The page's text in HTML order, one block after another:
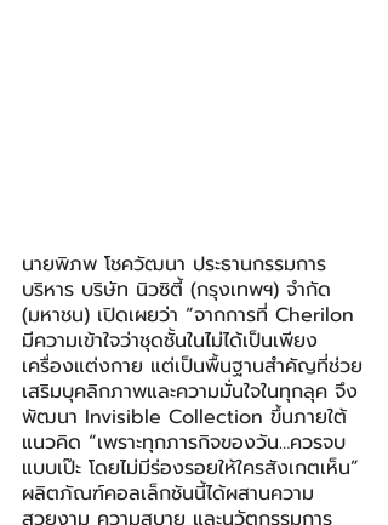
นายพิภพ โชควัฒนา ประธานกรรมการ
บริหาร บริษัท นิวซิตี้ (กรุงเทพฯ) จำกัด
(มหาชน) เปิดเผยว่า “จากการที่ Cherilon
มีความเข้าใจว่าชุดชั้นในไม่ได้เป็นเพียง
เครื่องแต่งกาย แต่เป็นพื้นฐานสำคัญที่ช่วย
เสริมบุคลิกภาพและความมั่นใจในทุกลุค จึง
พัฒนา Invisible Collection ขึ้นภายใต้
แนวคิด “เพราะทุกภารกิจของวัน…ควรจบ
แบบเป๊ะ โดยไม่มีร่องรอยให้ใครสังเกตเห็น”
ผลิตภัณฑ์คอลเล็กชันนี้ได้ผสานความ